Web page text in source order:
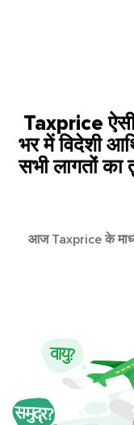
Taxprice
भर में विदेशी
सभी लागतों
आज Taxprice के